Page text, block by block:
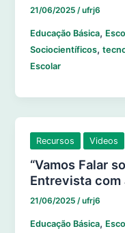
21/06/2025/ufrj6
Educação Básica,
Sociocientíficos,
Escolar
Recursos Videos
“Vamos Falar
Entrevista com
21/06/2025/ufrj6
Educação Básica,